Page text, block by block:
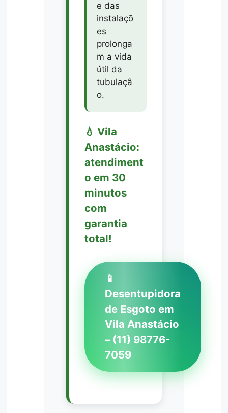
e das
instalaçõ
es
prolonga
m a vida
útil da
tubulaçã
o.
💧 Vila
Anastácio:
atendiment
o em 30
minutos
com
garantia
total!
📱
Desentupidora
de Esgoto em
Vila Anastácio
– (11) 98776-
7059